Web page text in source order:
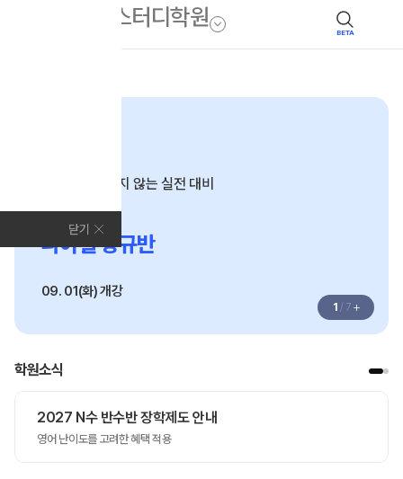
BETA
닫기
끝까지 흔들리지 않는 실전 대비
2027
파이널 정규반
09. 01(화) 개강
1 / 7 +
학원소식
2027 N수 반수반 장학제도 안내
영어 난이도를 고려한 혜택 적용